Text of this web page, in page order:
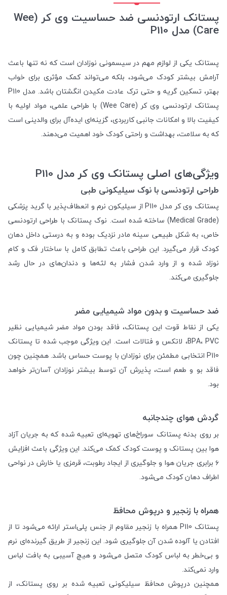
پستانک ارتودنسی ضد حساسیت وی کر (Wee
Care) مدل P110
پستانک یکی از لوازم مهم در سیسمونی نوزادان است که نه تنها باعث
آرامش بیشتر کودک می‌شود، بلکه می‌تواند کمک مؤثری برای خواب
بهتر، تسکین گریه و حتی ترک عادت مکیدن انگشتان باشد. مدل P110
پستانک ارتودنسی وی کر (Wee Care) با طراحی علمی، مواد اولیه با
کیفیت بالا و امکانات جانبی کاربردی، گزینه‌ای ایده‌آل برای والدینی است
که به سلامت، بهداشت و راحتی کودک خود اهمیت می‌دهند.
ویژگی‌های اصلی پستانک وی کر مدل P110
طراحی ارتودنسی با نوک سیلیکونی طبی
پستانک وی کر مدل P110 از سیلیکون نرم و انعطاف‌پذیر با گرید پزشکی
(Medical Grade) ساخته شده است. نوک پستانک با طراحی ارتودنسی
خاص، به شکل طبیعی سینه مادر نزدیک بوده و به درستی داخل دهان
کودک قرار می‌گیرد. این طراحی باعث تطابق کامل با ساختار فک و کام
نوزاد شده و از وارد شدن فشار به لثه‌ها و دندان‌های در حال رشد
جلوگیری می‌کند.
ضد حساسیت و بدون مواد شیمیایی مضر
یکی از نقاط قوت این پستانک، فاقد بودن مواد مضر شیمیایی نظیر
BPA، PVC، لاتکس و فتالات است. این ویژگی موجب شده تا پستانک
P110 انتخابی مطمئن برای نوزادان با پوست حساس باشد. همچنین چون
فاقد بو و طعم است، پذیرش آن توسط بیشتر نوزادان آسان‌تر خواهد
بود.
گردش هوای چندجانبه
بر روی بدنه پستانک سوراخ‌های تهویه‌ای تعبیه شده که به جریان آزاد
هوا بین پستانک و پوست کودک کمک می‌کند. این ویژگی باعث افزایش
۶ برابری جریان هوا و جلوگیری از ایجاد رطوبت، قرمزی یا خارش در نواحی
اطراف دهان کودک می‌شود.
همراه با زنجیر و درپوش محافظ
پستانک P110 همراه با زنجیر مقاوم از جنس پلی‌استر ارائه می‌شود تا از
افتادن یا آلوده شدن آن جلوگیری شود. این زنجیر از طریق گیرنده‌ای نرم
و بی‌خطر به لباس کودک متصل می‌شود و هیچ آسیبی به بافت لباس
وارد نمی‌کند.
همچنین درپوش محافظ سیلیکونی تعبیه شده بر روی پستانک، از